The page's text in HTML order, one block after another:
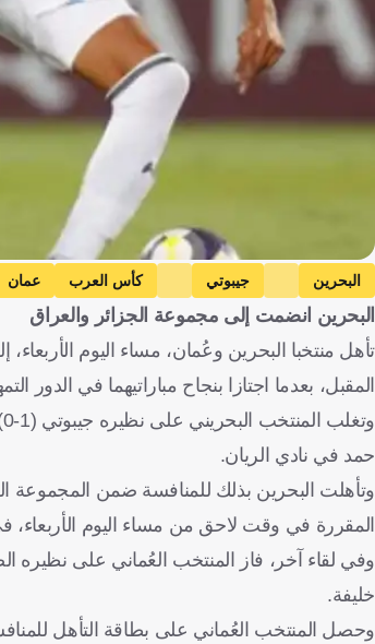
البحرين جيبوتي كأس العرب عمان
البحرين انضمت إلى مجموعة الجزائر والعراق
المقبل، بعدما اجتازا بنجاح مباراتيهما في الدور
حمد في نادي الريان.
وتأهلت البحرين بذلك للمنافسة ضمن المجموعة
المقررة في وقت لاحق من مساء اليوم الأربعاء،
خليفة.
وحصل المنتخب العُماني على بطاقة التأهل